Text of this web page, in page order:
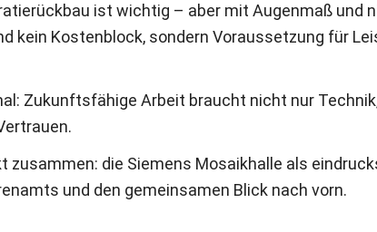
ist wichtig – aber mit Augenmaß und
kein Kostenblock, sondern Voraussetzung für
Zukunftsfähige Arbeit braucht nicht nur
die Siemens Mosaikhalle als
und den gemeinsamen Blick nach vorn.